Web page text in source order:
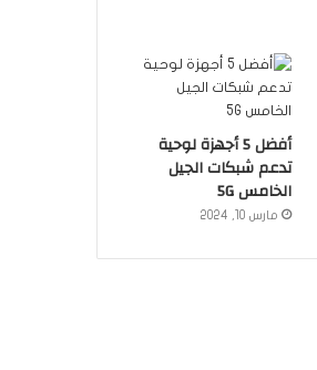
أفضل 5 أجهزة لوحية
تدعم شبكات الجيل
الخامس 5G
مارس 10, 2024